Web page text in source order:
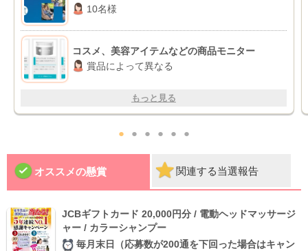
10名様
コスメ、美容アイテムなどの商品モニター
賞品によって異なる
もっと見る
● ● ● ● ● ●
オススメの懸賞 関連する当選報告
JCBギフトカード 20,000円分 / 電動ヘッドマッサージ
ャー / カラーシャンプー
毎月末日（応募数が200通を下回った場合はキャン